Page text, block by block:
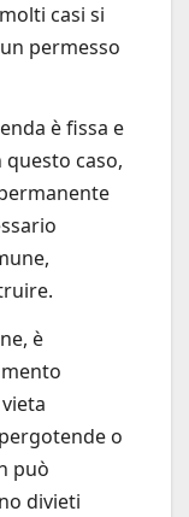
casi si
permesso
è fissa e
caso,
è
o
può
divieti